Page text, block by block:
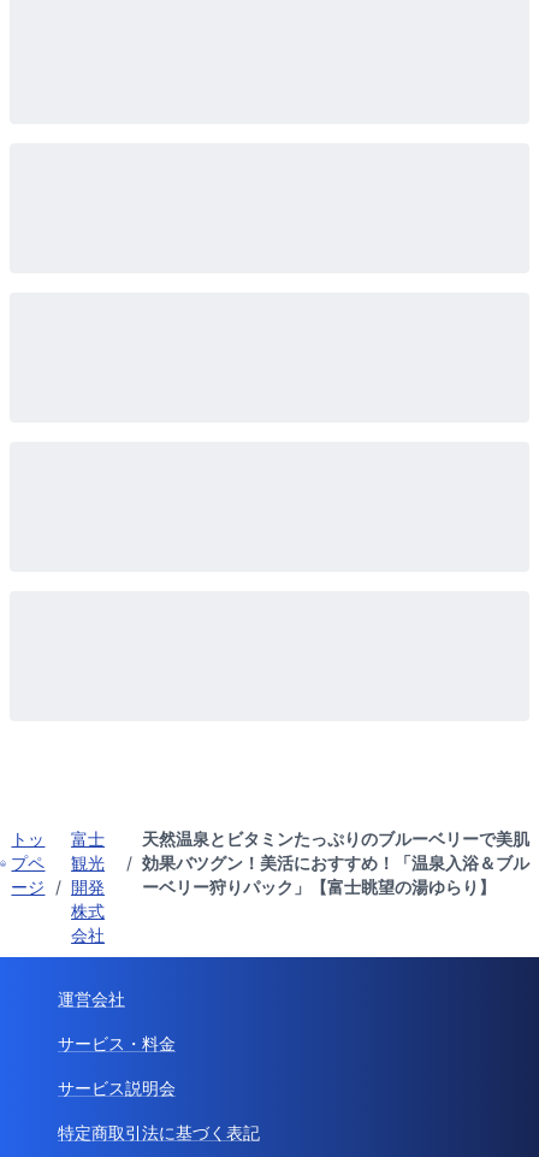
トッ
プペ
ージ
/
富士
観光
開発
株式
会社
/
天然温泉とビタミンたっぷりのブルーベリーで美肌
効果バツグン！美活におすすめ！「温泉入浴＆ブル
ーベリー狩りパック」【富士眺望の湯ゆらり】
運営会社
サービス・料金
サービス説明会
特定商取引法に基づく表記